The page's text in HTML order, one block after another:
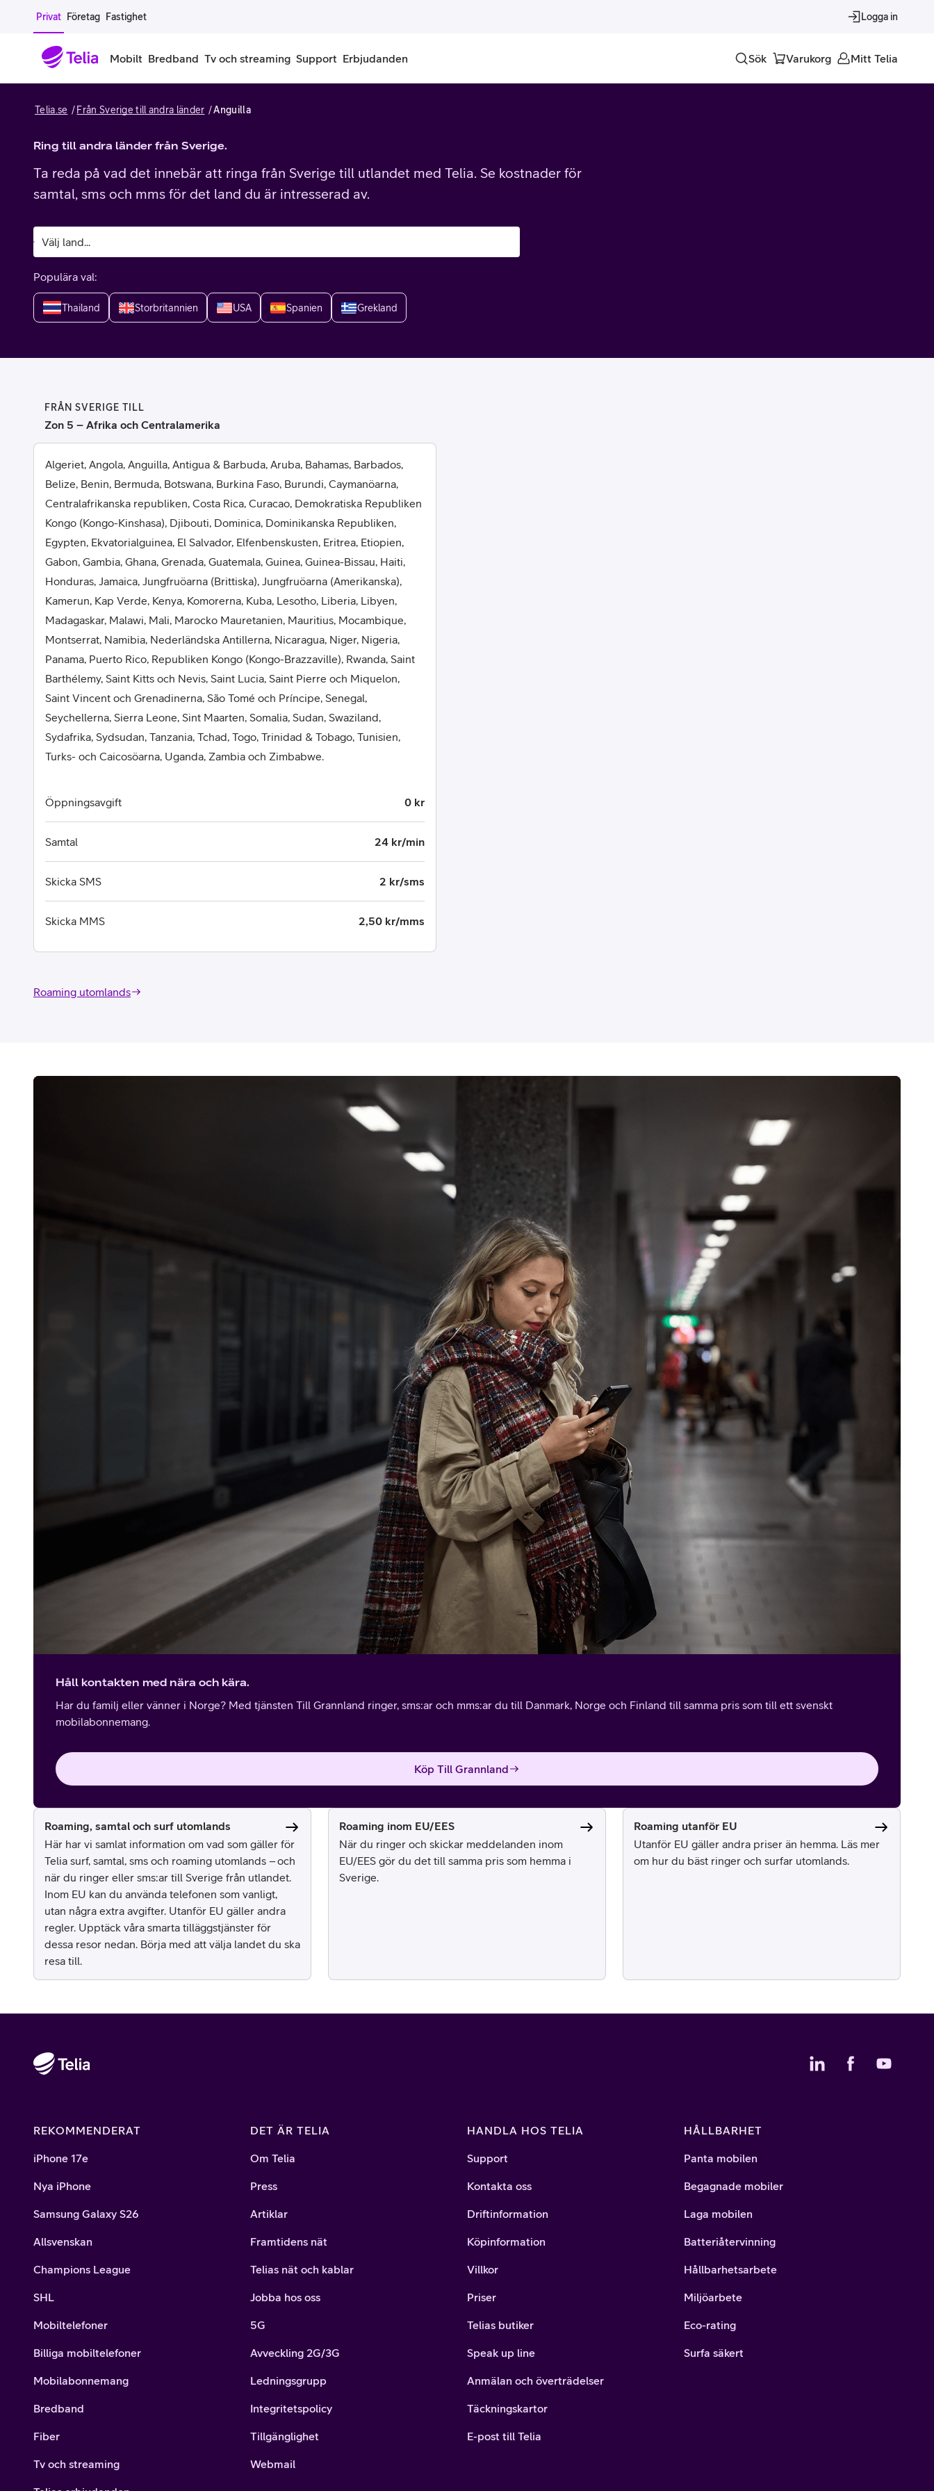
Gå till sidans innehåll
Privat Företag Fastighet Logga in
Mobilt
Mobiltelefoner
iPhone
Samsung Galaxy
Alla mobiltelefoner
Begagnade mobiltelefoner
Billiga mobiltelefoner
Hörlurar
Familjeabonnemang Ladda kontantkort
Apple Watch
Samsung Galaxy Watch
Alla smartwatches
4G/5G Surfplattor
Wifi Surfplattor
Tillbehör
Bredband Tv och streaming Support Erbjudanden Sök Varukorg Mitt Telia
Telia.se Från Sverige till andra länder Anguilla
Ring till andra länder från Sverige.
Ta reda på vad det innebär att ringa från Sverige till utlandet med Telia. Se kostnader för
samtal, sms och mms för det land du är intresserad av.
Populära val:
Thailand Storbritannien USA Spanien Grekland
FRÅN SVERIGE TILL
Zon 5 – Afrika och Centralamerika
Algeriet, Angola, Anguilla, Antigua & Barbuda, Aruba, Bahamas, Barbados,
Belize, Benin, Bermuda, Botswana, Burkina Faso, Burundi, Caymanöarna,
Centralafrikanska republiken, Costa Rica, Curacao, Demokratiska Republiken
Kongo (Kongo-Kinshasa), Djibouti, Dominica, Dominikanska Republiken,
Egypten, Ekvatorialguinea, El Salvador, Elfenbenskusten, Eritrea, Etiopien,
Gabon, Gambia, Ghana, Grenada, Guatemala, Guinea, Guinea-Bissau, Haiti,
Honduras, Jamaica, Jungfruöarna (Brittiska), Jungfruöarna (Amerikanska),
Kamerun, Kap Verde, Kenya, Komorerna, Kuba, Lesotho, Liberia, Libyen,
Madagaskar, Malawi, Mali, Marocko Mauretanien, Mauritius, Mocambique,
Montserrat, Namibia, Nederländska Antillerna, Nicaragua, Niger, Nigeria,
Panama, Puerto Rico, Republiken Kongo (Kongo-Brazzaville), Rwanda, Saint
Barthélemy, Saint Kitts och Nevis, Saint Lucia, Saint Pierre och Miquelon,
Saint Vincent och Grenadinerna, São Tomé och Príncipe, Senegal,
Seychellerna, Sierra Leone, Sint Maarten, Somalia, Sudan, Swaziland,
Sydafrika, Sydsudan, Tanzania, Tchad, Togo, Trinidad & Tobago, Tunisien,
Turks- och Caicosöarna, Uganda, Zambia och Zimbabwe.
Öppningsavgift 0 kr
Samtal 24 kr/min
Skicka SMS 2 kr/sms
Skicka MMS 2,50 kr/mms
Roaming utomlands
Håll kontakten med nära och kära.
Har du familj eller vänner i Norge? Med tjänsten Till Grannland ringer, sms:ar och mms:ar du till Danmark, Norge och Finland till samma pris som till ett svenskt
mobilabonnemang.
Köp Till Grannland
Roaming, samtal och surf utomlands
Här har vi samlat information om vad som gäller för
Telia surf, samtal, sms och roaming utomlands – och
när du ringer eller sms:ar till Sverige från utlandet.
Inom EU kan du använda telefonen som vanligt,
utan några extra avgifter. Utanför EU gäller andra
regler. Upptäck våra smarta tilläggstjänster för
dessa resor nedan. Börja med att välja landet du ska
resa till.
Roaming inom EU/EES
När du ringer och skickar meddelanden inom
EU/EES gör du det till samma pris som hemma i
Sverige.
Roaming utanför EU
Utanför EU gäller andra priser än hemma. Läs mer
om hur du bäst ringer och surfar utomlands.
REKOMMENDERAT
iPhone 17e
Nya iPhone
Samsung Galaxy S26
Allsvenskan
Champions League
SHL
Mobiltelefoner
Billiga mobiltelefoner
Mobilabonnemang
Bredband
Fiber
Tv och streaming
DET ÄR TELIA
Om Telia
Press
Artiklar
Framtidens nät
Telias nät och kablar
Jobba hos oss
5G
Avveckling 2G/3G
Ledningsgrupp
Integritetspolicy
Tillgänglighet
Webmail
HANDLA HOS TELIA
Support
Kontakta oss
Driftinformation
Köpinformation
Villkor
Priser
Telias butiker
Speak up line
Anmälan och överträdelser
Täckningskartor
E-post till Telia
HÅLLBARHET
Panta mobilen
Begagnade mobiler
Laga mobilen
Batteriåtervinning
Hållbarhetsarbete
Miljöarbete
Eco-rating
Surfa säkert